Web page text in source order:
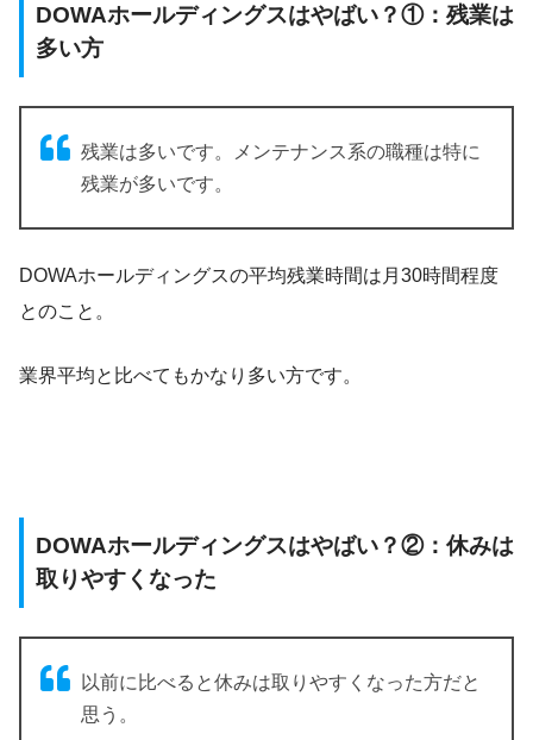
DOWAホールディングスはやばい？①：残業は
多い方
残業は多いです。メンテナンス系の職種は特に
残業が多いです。
DOWAホールディングスの平均残業時間は月30時間程度
とのこと。
業界平均と比べてもかなり多い方です。
DOWAホールディングスはやばい？②：休みは
取りやすくなった
以前に比べると休みは取りやすくなった方だと
思う。